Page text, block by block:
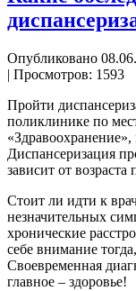
Опубликовано
| Просмотров: 1593
Пройти
поликлинике по
Диспансеризация
зависит от возраста
Стоит ли идти к
незначительных
хронические
себе внимание
Своевременная
главное – здоровье!